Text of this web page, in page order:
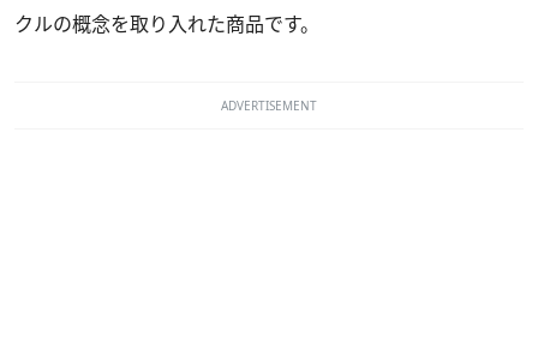
クルの概念を取り入れた商品です。
ADVERTISEMENT